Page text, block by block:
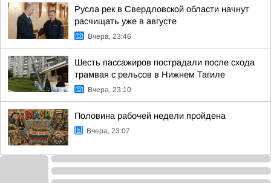
Русла рек в Свердловской области начнут
расчищать уже в августе
Вчера, 23:46
Шесть пассажиров пострадали после схода
трамвая с рельсов в Нижнем Тагиле
Вчера, 23:10
Половина рабочей недели пройдена
Вчера, 23:07